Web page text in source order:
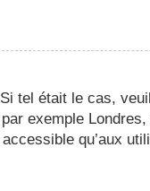
tel était le cas,
exemple
qu’aux